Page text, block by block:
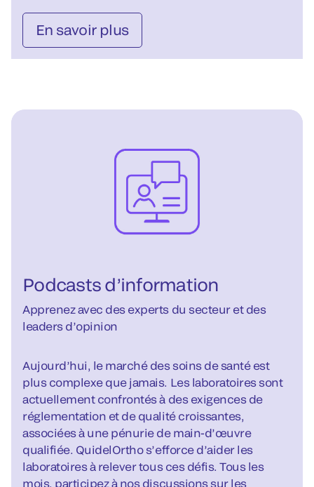
En savoir plus
Podcasts d’information
Apprenez avec des experts du secteur et des
leaders d’opinion
Aujourd’hui, le marché des soins de santé est
plus complexe que jamais. Les laboratoires sont
actuellement confrontés à des exigences de
réglementation et de qualité croissantes,
associées à une pénurie de main-d’œuvre
qualifiée. QuidelOrtho s’efforce d’aider les
laboratoires à relever tous ces défis. Tous les
mois, participez à nos discussions sur les